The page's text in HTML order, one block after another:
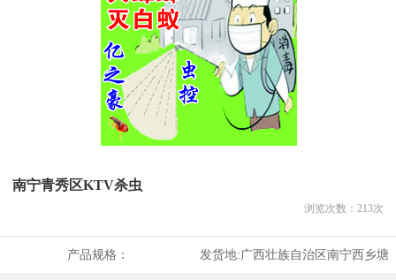
南宁青秀区KTV杀虫
浏览次数： 213次
产品规格： 发货地:广西壮族自治区南宁西乡塘